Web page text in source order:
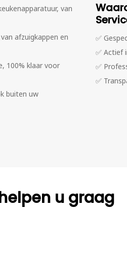
van
afzuigkappen en
100% klaar voor
buiten uw
✅
✅ Actief
✅
✅
u graag